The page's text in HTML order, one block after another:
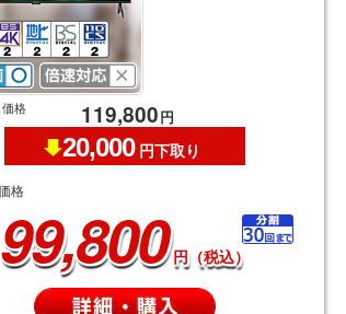
格 119,800円
20,000 円下取り
格
99,800 円（税込）